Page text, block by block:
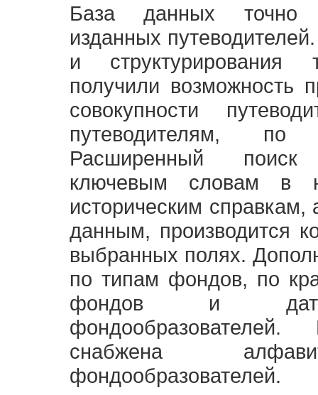
База данных точно
изданных
и структурирования
получили возможность
совокупности
путеводителям,
Расширенный
ключевым словам в
историческим
данным, производится
выбранных полях.
по типам фондов, по
фондов и
снабжена
фондообразователей.